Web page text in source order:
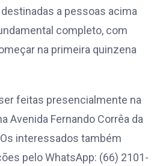
a pessoas acima
completo, com
na primeira quinzena
feitas presencialmente na
Avenida Fernando Corrêa da
interessados também
pelo WhatsApp: (66) 2101-